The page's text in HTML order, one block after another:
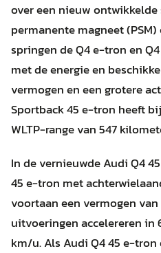
over een nieuw
permanente magneet
springen de Q4 e-tron en
met de energie en
vermogen en een grotere
Sportback 45 e-tron heeft
WLTP-range van 547
In de vernieuwde Audi Q4
45 e-tron met
voortaan een vermogen van
uitvoeringen accelereren in
km/u. Als Audi Q4 45 e-